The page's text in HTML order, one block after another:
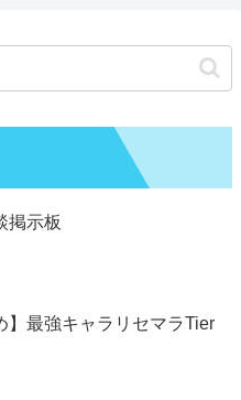
掲示板
】最強キャラリセマラTier